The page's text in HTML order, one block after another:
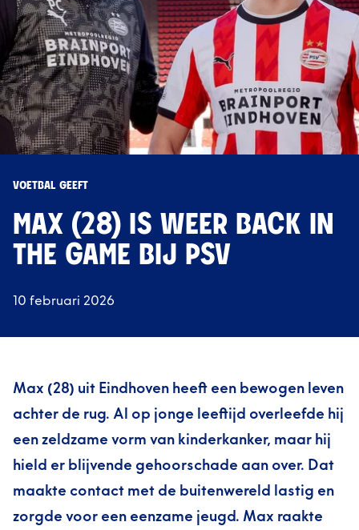
VOETBAL GEEFT
MAX (28) IS WEER BACK IN
THE GAME BIJ PSV
10 februari 2026
Max (28) uit Eindhoven heeft een bewogen leven
achter de rug. Al op jonge leeftijd overleefde hij
een zeldzame vorm van kinderkanker, maar hij
hield er blijvende gehoorschade aan over. Dat
maakte contact met de buitenwereld lastig en
zorgde voor een eenzame jeugd. Max raakte